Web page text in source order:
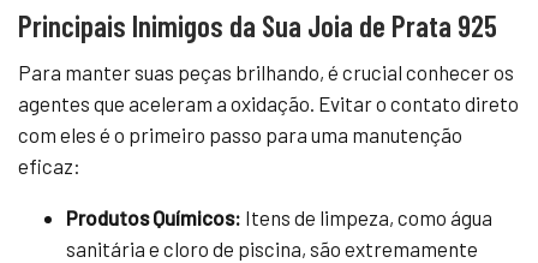
Principais Inimigos da Sua Joia de Prata 925
Para manter suas peças brilhando, é crucial conhecer os
agentes que aceleram a oxidação. Evitar o contato direto
com eles é o primeiro passo para uma manutenção
eficaz:
Produtos Químicos: Itens de limpeza, como água
sanitária e cloro de piscina, são extremamente